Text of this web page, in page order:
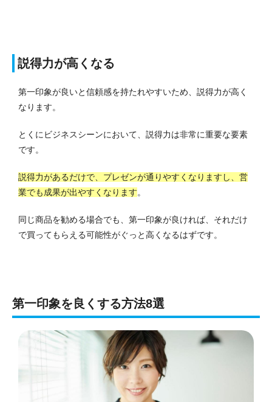
説得力が高くなる
第一印象が良いと信頼感を持たれやすいため、説得力が高く
なります。
とくにビジネスシーンにおいて、説得力は非常に重要な要素
です。
説得力があるだけで、プレゼンが通りやすくなりますし、営
業でも成果が出やすくなります。
同じ商品を勧める場合でも、第一印象が良ければ、それだけ
で買ってもらえる可能性がぐっと高くなるはずです。
第一印象を良くする方法8選